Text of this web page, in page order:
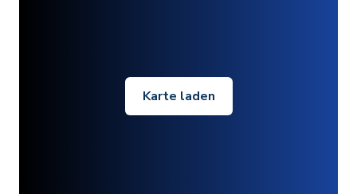
Karte laden